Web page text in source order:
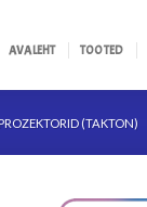
AVALEHT TOOTED
(TAKTON)